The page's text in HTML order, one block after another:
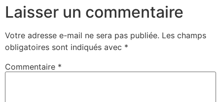
Laisser un commentaire
Votre adresse e-mail ne sera pas publiée. Les champs
obligatoires sont indiqués avec *
Commentaire *